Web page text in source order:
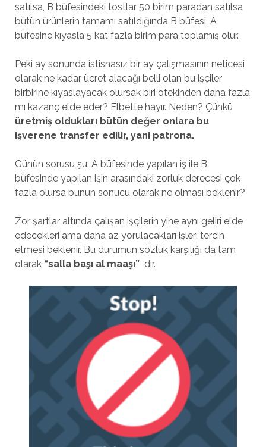
satılsa, B büfesindeki tostlar 50 birim paradan satılsa
bütün ürünlerin tamamı satıldığında B büfesi, A
büfesine kıyasla 5 kat fazla birim para toplamış olur.
Peki ay sonunda istisnasız bir ay çalışmasının neticesi
olarak ne kadar ücret alacağı belli olan bu işçiler
birbirine kıyaslayacak olursak biri ötekinden daha fazla
mı kazanç elde eder? Elbette hayır. Neden? Çünkü
üretmiş oldukları bütün değer onlara bu
işverene transfer edilir, yani patrona.
Günün sorusu şu: A büfesinde yapılan iş ile B
büfesinde yapılan işin arasındaki zorluk derecesi çok
fazla olursa bunun sonucu olarak ne olması beklenir?
Zor şartlar altında çalışan işçilerin yine aynı geliri elde
edecekleri ama daha az yorulacakları işleri tercih
etmesi beklenir. Bu durumun sözlük karşılığı da tam
olarak “salla başı al maaşı”dır.